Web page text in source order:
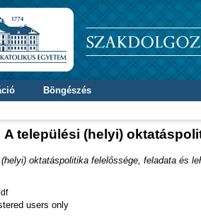
Böngészés
A települési (helyi)
oktatáspolitika felelőssége, feladata és
users only